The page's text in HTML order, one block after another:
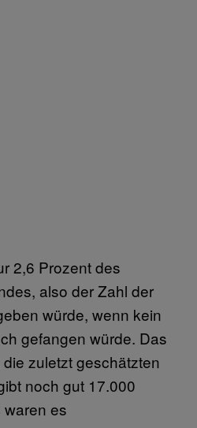
2,6 Prozent des
also der Zahl der
würde, wenn kein
gefangen würde. Das
zuletzt geschätzten
noch gut 17.000
es